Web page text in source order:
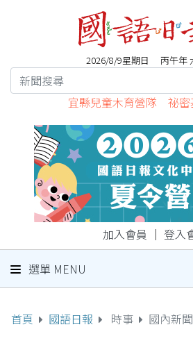
2026/8/9星期日 丙午年
宜縣兒童木育營隊 祕密
加入會員 ｜ 登入
選單 MENU
首頁 國語日報 時事 國內新聞